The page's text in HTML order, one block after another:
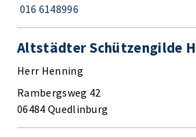
016 6148996
Altstädter Schützengilde
Herr Henning
Rambergsweg 42
06484 Quedlinburg